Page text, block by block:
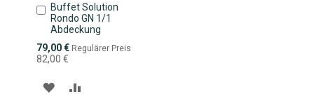
Buffet Solution
Rondo GN 1/1
Abdeckung
Sonderpreis
79,00 € Regulärer Preis
82,00 €
In
den
Warenkorb
ZUR